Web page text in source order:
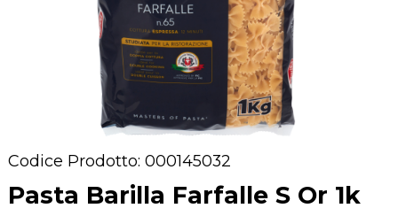
Codice Prodotto: 000145032
Pasta Barilla Farfalle S Or 1k